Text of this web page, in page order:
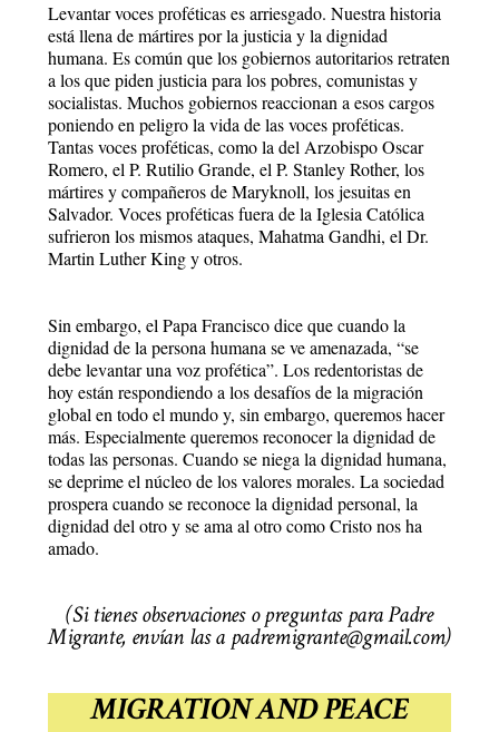
Levantar voces proféticas es arriesgado. Nuestra historia
está llena de mártires por la justicia y la dignidad
humana. Es común que los gobiernos autoritarios retraten
a los que piden justicia para los pobres, comunistas y
socialistas. Muchos gobiernos reaccionan a esos cargos
poniendo en peligro la vida de las voces proféticas.
Tantas voces proféticas, como la del Arzobispo Oscar
Romero, el P. Rutilio Grande, el P. Stanley Rother, los
mártires y compañeros de Maryknoll, los jesuitas en
Salvador. Voces proféticas fuera de la Iglesia Católica
sufrieron los mismos ataques, Mahatma Gandhi, el Dr.
Martin Luther King y otros.
Sin embargo, el Papa Francisco dice que cuando la
dignidad de la persona humana se ve amenazada, “se
debe levantar una voz profética”. Los redentoristas de
hoy están respondiendo a los desafíos de la migración
global en todo el mundo y, sin embargo, queremos hacer
más. Especialmente queremos reconocer la dignidad de
todas las personas. Cuando se niega la dignidad humana,
se deprime el núcleo de los valores morales. La sociedad
prospera cuando se reconoce la dignidad personal, la
dignidad del otro y se ama al otro como Cristo nos ha
amado.
(Si tienes observaciones o preguntas para Padre
Migrante, envían las a padremigrante@gmail.com)
MIGRATION AND PEACE